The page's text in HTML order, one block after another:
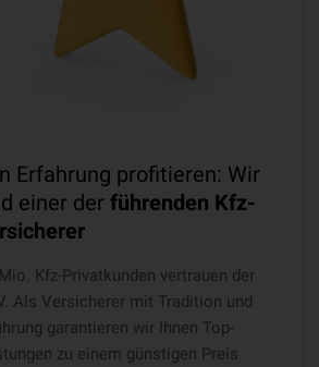
Erfahrung profitieren: Wir
einer der führenden Kfz-
Kfz-Privatkunden vertrauen der
Als Versicherer mit Tradition und
garantieren wir Ihnen Top-
zu einem günstigen Preis.